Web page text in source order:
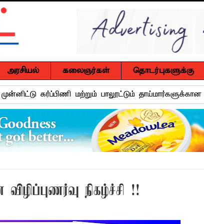
அரசியல் கலைஞர்கள் தொடர்புகளுக்கு
கர்ப்பிணி மற்றும் பாலூட்டும் தாய்மார்களுக்கான
ரயீஸுக்கு உணர்வுபூர்வமான பிரியாவிடை
தென்கிழக்குப் பல்கலைக்கழகத்தில் கௌரவம்!
எதிராகச் சட்ட நடவடிக்கை! மனித நுகர்வுக்குப்
அமைப்பது குறித்து விசேட ஆலோசனைக் கூட்டம் :
மாணவனின் கனவைக் கலைக்காதீர்கள்" – தென்கிழக்குப்
உயிரிழப்பு, மற்றையவர் அவசர சிகிச்சை பிரிவில்
நிகழ்ச்சி !!